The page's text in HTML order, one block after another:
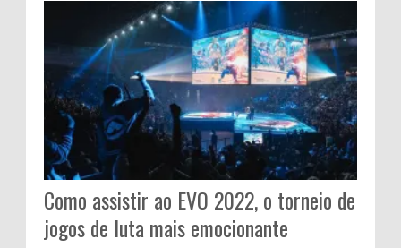
Como assistir ao EVO 2022, o torneio de
jogos de luta mais emocionante